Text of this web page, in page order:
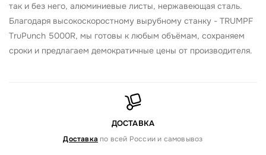
так и без него, алюминиевые листы, нержавеющая сталь.
Благодаря высокоскоростному вырубному станку - TRUMPF
TruPunch 5000R, мы готовы к любым объёмам, сохраняем
сроки и предлагаем демократичные цены от производителя.
ДОСТАВКА
Доставка по всей России и самовывоз